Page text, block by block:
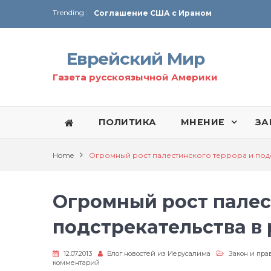
Trending :
Соглашение США с Ираном
Технология Революции в Иране
От Ирана до Ливана и Газы
Еврейский Мир
Газета русскоязычной Америки
ПОЛИТИКА МНЕНИЕ
Home Огромный рост палестинского террора и
Огромный рост
подстрекательства
12.07.2013 Блог новостей из Иерусалима Закон и
комментарий